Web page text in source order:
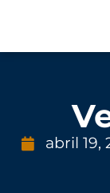
abril 19,